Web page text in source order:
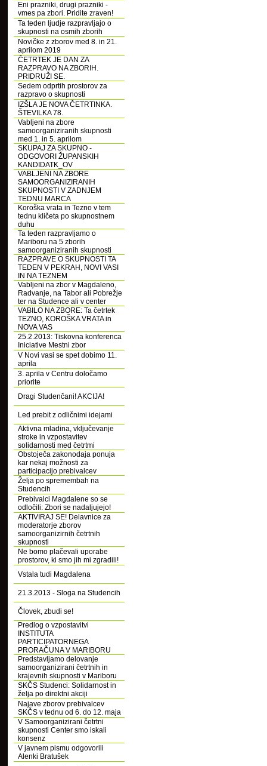
Eni prazniki, drugi prazniki -
vmes pa zbori. Pridite zraven!
Ta teden ljudje razpravljajo o
skupnosti na osmih zborih
Novičke z zborov med 8. in 21.
aprilom 2019
ČETRTEK JE DAN ZA
RAZPRAVO NA ZBORIH.
PRIDRUŽI SE.
Sedem odprtih prostorov za
razpravo o skupnosti
IZŠLA JE NOVA ČETRTINKA.
ŠTEVILKA 78.
Vabljeni na zbore
samoorganiziranih skupnosti
med 1. in 5. aprilom
SKUPAJ ZA SKUPNO -
ODGOVORI ŽUPANSKIH
KANDIDATK_OV
VABLJENI NA ZBORE
SAMOORGANIZIRANIH
SKUPNOSTI V ZADNJEM
TEDNU MARCA
Koroška vrata in Tezno v tem
tednu kličeta po skupnostnem
duhu
Ta teden razpravljamo o
Mariboru na 5 zborih
samoorganiziranih skupnosti
RAZPRAVE O SKUPNOSTI TA
TEDEN V PEKRAH, NOVI VASI
IN NA TEZNEM
Vabljeni na zbor v Magdaleno,
Radvanje, na Tabor ali Pobrežje
ter na Studence ali v center
VABILO NA ZBORE: Ta četrtek
TEZNO, KOROŠKA VRATA in
NOVA VAS
25.2.2013: Tiskovna konferenca
Iniciative Mestni zbor
V Novi vasi se spet dobimo 11.
aprila
3. aprila v Centru določamo
priorite
Dragi Studenčani! AKCIJA!
Led prebit z odličnimi idejami
Aktivna mladina, vključevanje
stroke in vzpostavitev
solidarnosti med četrtmi
Obstoječa zakonodaja ponuja
kar nekaj možnosti za
participacijo prebivalcev
Želja po spremembah na
Studencih
Prebivalci Magdalene so se
odločili: Zbori se nadaljujejo!
AKTIVIRAJ SE! Delavnice za
moderatorje zborov
samoorganizirnih četrtnih
skupnosti
Ne bomo plačevali uporabe
prostorov, ki smo jih mi zgradili!
Vstala tudi Magdalena
21.3.2013 - Sloga na Studencih
Človek, zbudi se!
Predlog o vzpostavitvi
INSTITUTA
PARTICIPATORNEGA
PRORAČUNA V MARIBORU
Predstavljamo delovanje
samoorganizirani četrtnih in
krajevnih skupnosti v Mariboru
SKČS Studenci: Solidarnost in
želja po direktni akciji
Najave zborov prebivalcev
SKČS v tednu od 6. do 12. maja
V Samoorganizirani četrtni
skupnosti Center smo iskali
konsenz
V javnem pismu odgovorili
Alenki Bratušek